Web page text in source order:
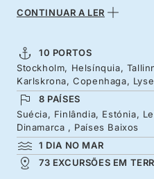
Helsinque, Tallinn,
históricos preservados
com torres elegantes.
barroca de
de Gdansk e a
atravessar o Mar do
ornamentadas e aos
CONTINUAR A LER
10 PORTOS
Stockholm, Helsínquia,
Karlskrona, Copenhaga,
8 PAÍSES
Suécia, Finlândia, Estónia,
Dinamarca , Países Baixos
1 DIA NO MAR
73 EXCURSÕES EM